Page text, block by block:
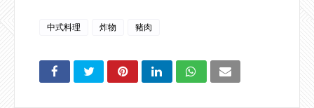
中式料理 炸物 豬肉